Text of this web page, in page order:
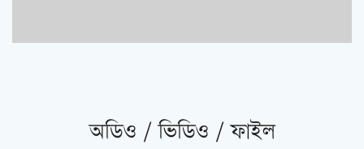
অডিও / ভিডিও / ফাইল